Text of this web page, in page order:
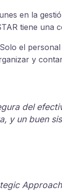
en la
tiene una
el
y
del
y un buen
Approach